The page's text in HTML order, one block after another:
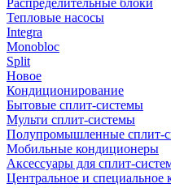
Распределительные блоки
Тепловые насосы
Integra
Monobloc
Split
Новое
Кондиционирование
Бытовые сплит-системы
Мульти сплит-системы
Полупромышленные сплит-
Мобильные кондиционеры
Аксессуары для сплит-
Центральное и специальное